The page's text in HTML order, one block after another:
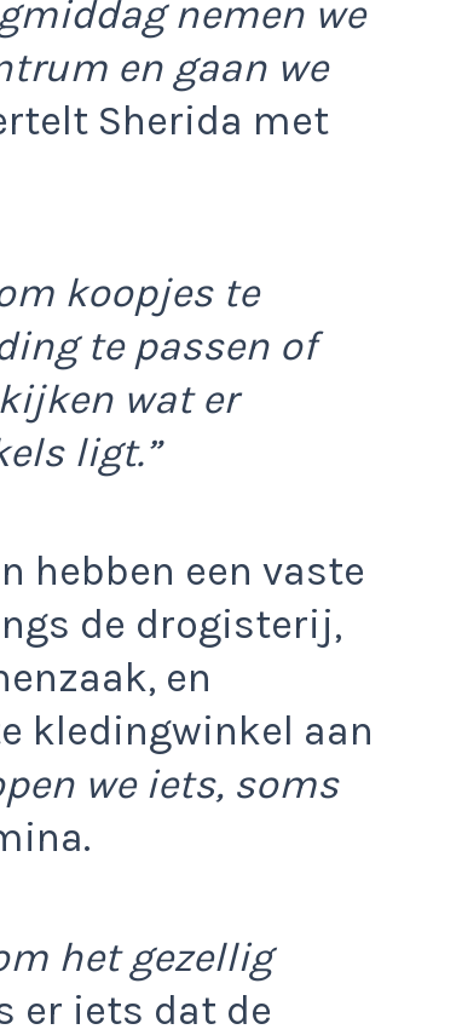
nemen we
en gaan we
Sherida met
koopjes te
te passen of
wat er
ligt.”
hebben een vaste
de drogisterij,
en
kledingwinkel aan
we iets, soms
het gezellig
er iets dat de